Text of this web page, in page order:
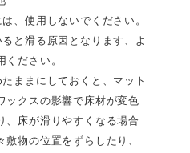
、使用しないでください。
と滑る原因となります、よ
ください。
ままにしておくと、マット
ックスの影響で床材が変色
、床が滑りやすくなる場合
敷物の位置をずらしたり、